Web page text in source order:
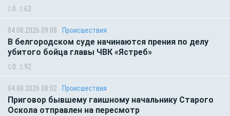
0 62
04.08.2026 09:08 Происшествия
В белгородском суде начинаются прения по делу
убитого бойца главы ЧВК «Ястреб»
0 92
04.08.2026 08:02 Происшествия
Приговор бывшему гаишному начальнику Старого
Оскола отправлен на пересмотр